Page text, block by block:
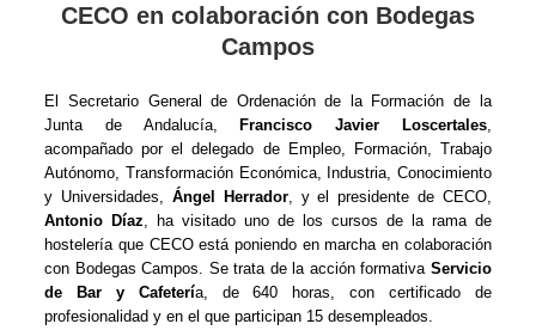
CECO en colaboración con Bodegas
Campos
El Secretario General de Ordenación de la Formación de la
Junta de Andalucía,
Francisco Javier Loscertales,
acompañado por el delegado de Empleo, Formación, Trabajo
Autónomo, Transformación Económica, Industria, Conocimiento
y Universidades, Ángel Herrador, y el presidente de CECO,
Antonio Díaz, ha visitado uno de los cursos de la rama de
hostelería que CECO está poniendo en marcha en colaboración
con Bodegas Campos. Se trata de la acción formativa Servicio
de Bar y Cafetería, de 640 horas, con certificado de
profesionalidad y en el que participan 15 desempleados.